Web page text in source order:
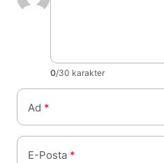
0/30 karakter
Ad *
E-Posta *